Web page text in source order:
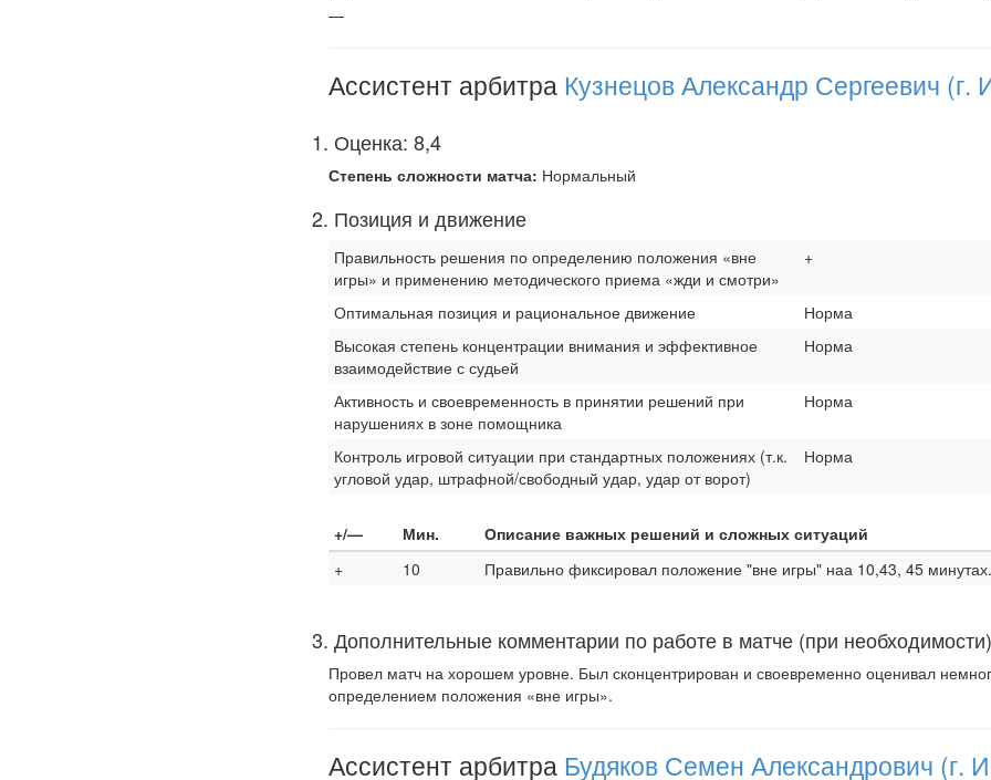
—
Ассистент арбитра Кузнецов Александр Сергеевич (г.
1. Оценка: 8,4
Степень сложности матча: Нормальный
2. Позиция и движение
Правильность решения по определению положения «вне
игры» и применению методического приема «жди и смотри»
+
Оптимальная позиция и рациональное движение
Норма
Высокая степень концентрации внимания и эффективное
взаимодействие с судьей
Норма
Активность и своевременность в принятии решений при
нарушениях в зоне помощника
Норма
Контроль игровой ситуации при стандартных положениях (т.к.
угловой удар, штрафной/свободный удар, удар от ворот)
Норма
+/— Мин.
Описание важных решений и сложных ситуаций
+
10 Правильно фиксировал положение "вне игры" наа 10,43, 45 минутах.
3. Дополнительные комментарии по работе в матче (при необходимости)
Провел матч на хорошем уровне. Был сконцентрирован и своевременно оценивал
определением положения «вне игры».
Ассистент арбитра Будяков Семен Александрович (г.